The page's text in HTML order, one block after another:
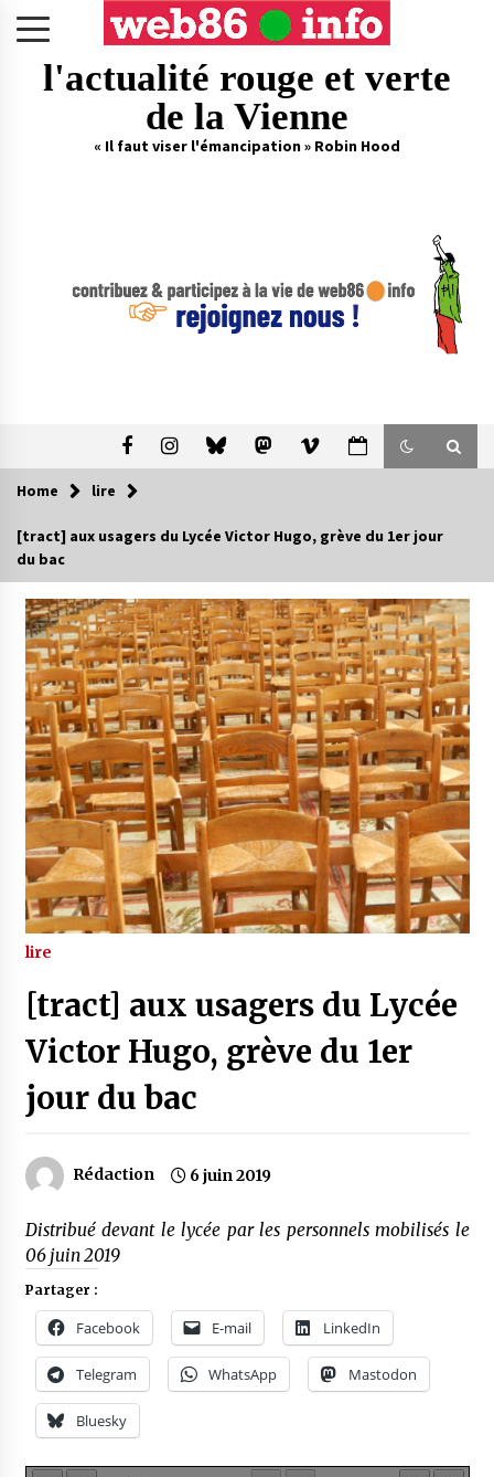
l'actualité rouge et verte
de la Vienne
« Il faut viser l'émancipation » Robin Hood
Home lire
[tract] aux usagers du Lycée Victor Hugo, grève du 1er jour
du bac
lire
[tract] aux usagers du Lycée
Victor Hugo, grève du 1er
jour du bac
Rédaction 6 juin 2019
Distribué devant le lycée par les personnels mobilisés le
06 juin 2019
Partager :
Facebook E-mail LinkedIn
Telegram WhatsApp Mastodon
Bluesky